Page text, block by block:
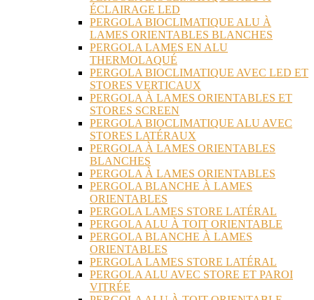
ÉCLAIRAGE LED
PERGOLA BIOCLIMATIQUE ALU À
LAMES ORIENTABLES BLANCHES
PERGOLA LAMES EN ALU
THERMOLAQUÉ
PERGOLA BIOCLIMATIQUE AVEC LED ET
STORES VERTICAUX
PERGOLA À LAMES ORIENTABLES ET
STORES SCREEN
PERGOLA BIOCLIMATIQUE ALU AVEC
STORES LATÉRAUX
PERGOLA À LAMES ORIENTABLES
BLANCHES
PERGOLA À LAMES ORIENTABLES
PERGOLA BLANCHE À LAMES
ORIENTABLES
PERGOLA LAMES STORE LATÉRAL
PERGOLA ALU À TOIT ORIENTABLE
PERGOLA BLANCHE À LAMES
ORIENTABLES
PERGOLA LAMES STORE LATÉRAL
PERGOLA ALU AVEC STORE ET PAROI
VITRÉE